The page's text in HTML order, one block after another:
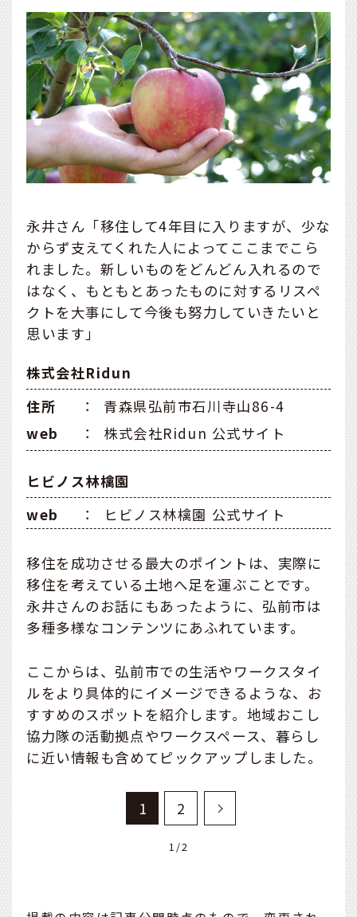
永井さん「移住して4年目に入りますが、少な
からず支えてくれた人によってここまでこら
れました。新しいものをどんどん入れるので
はなく、もともとあったものに対するリスペ
クトを大事にして今後も努力していきたいと
思います」
株式会社Ridun
住所
：
青森県弘前市石川寺山86-4
web
： 株式会社Ridun 公式サイト
ヒビノス林檎園
web
： ヒビノス林檎園 公式サイト
移住を成功させる最大のポイントは、実際に
移住を考えている土地へ足を運ぶことです。
永井さんのお話にもあったように、弘前市は
多種多様なコンテンツにあふれています。
ここからは、弘前市での生活やワークスタイ
ルをより具体的にイメージできるような、お
すすめのスポットを紹介します。地域おこし
協力隊の活動拠点やワークスペース、暮らし
に近い情報も含めてピックアップしました。
1 2
1/2